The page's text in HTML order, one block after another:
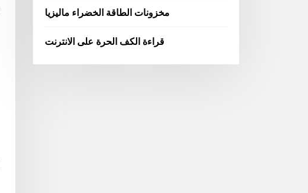
مخزونات الطاقة الخضراء ماليزيا
قراءة الكف الحرة على الانترنت